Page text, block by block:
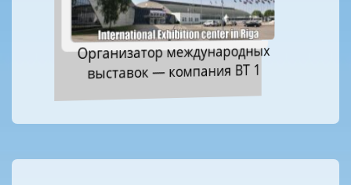
Организатор международных
выставок — компания ВТ 1